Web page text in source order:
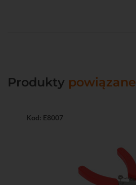
Produkty powiązane
Kod: E8007